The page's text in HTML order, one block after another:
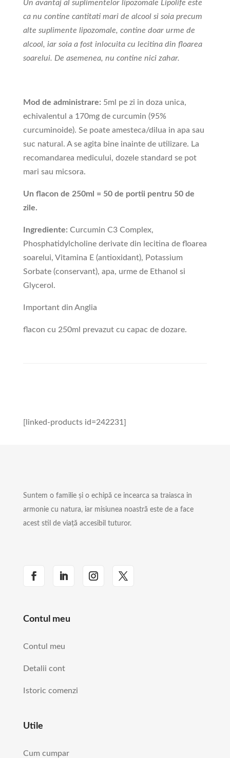
Un avantaj al suplimentelor lipozomale Lipolife este
ca nu contine cantitati mari de alcool si soia precum
alte suplimente lipozomale, contine doar urme de
alcool, iar soia a fost inlocuita cu lecitina din floarea
soarelui. De asemenea, nu contine nici zahar.
Mod de administrare: 5ml pe zi in doza unica,
echivalentul a 170mg de curcumin (95%
curcuminoide). Se poate amesteca/dilua in apa sau
suc natural. A se agita bine inainte de utilizare. La
recomandarea medicului, dozele standard se pot
mari sau micsora.
Un flacon de 250ml = 50 de portii pentru 50 de
zile.
Ingrediente: Curcumin C3 Complex,
Phosphatidylcholine derivate din lecitina de floarea
soarelui, Vitamina E (antioxidant), Potassium
Sorbate (conservant), apa, urme de Ethanol si
Glycerol.
Important din Anglia
flacon cu 250ml prevazut cu capac de dozare.
[linked-products id=242231]
Suntem o familie și o echipă ce incearca sa traiasca in
armonie cu natura, iar misiunea noastră este de a face
acest stil de viață accesibil tuturor.
Contul meu
Contul meu
Detalii cont
Istoric comenzi
Utile
Cum cumpar